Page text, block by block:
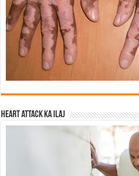
Heart attack ka ilaj